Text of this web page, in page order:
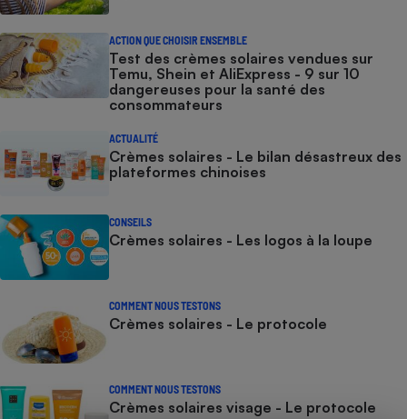
ACTION QUE CHOISIR ENSEMBLE
Test des crèmes solaires vendues sur
Temu, Shein et AliExpress - 9 sur 10
dangereuses pour la santé des
consommateurs
ACTUALITÉ
Crèmes solaires - Le bilan désastreux des
plateformes chinoises
CONSEILS
Crèmes solaires - Les logos à la loupe
COMMENT NOUS TESTONS
Crèmes solaires - Le protocole
COMMENT NOUS TESTONS
Crèmes solaires visage - Le protocole